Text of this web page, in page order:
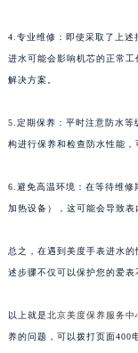
4.专业维修：即使采取了上述
进水可能会影响机芯的正常
解决方案。
5.定期保养：平时注意防水等
构进行保养和检查防水性能，
6.避免高温环境：在等待维修
加热设备），这可能会导致表
总之，在遇到美度手表进水
述步骤不仅可以保护您的爱表
以上就是北京美度保养服务中
养的问题，可以拨打页面400